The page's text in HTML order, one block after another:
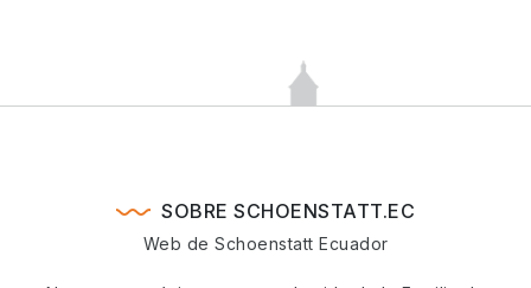
SOBRE SCHOENSTATT.EC
Web de Schoenstatt Ecuador